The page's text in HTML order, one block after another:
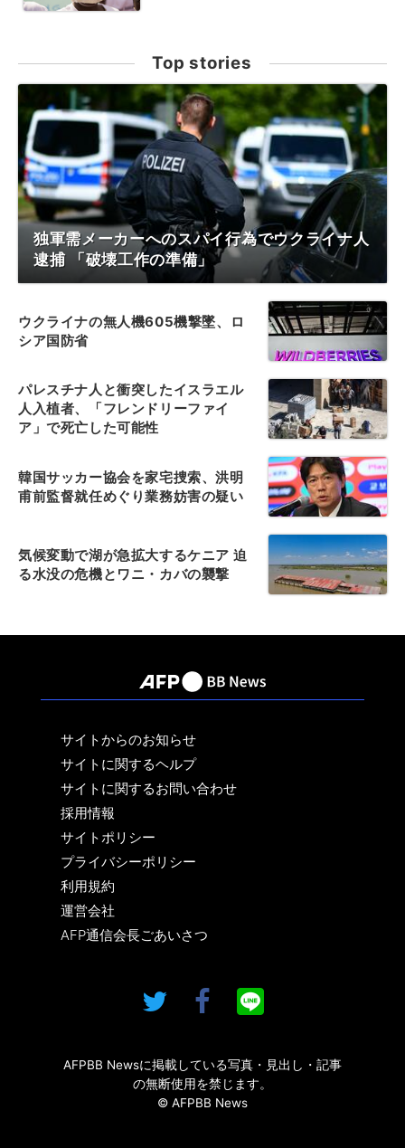
Top stories
独軍需メーカーへのスパイ行為でウクライナ人
逮捕 「破壊工作の準備」
ウクライナの無人機605機撃墜、ロ
シア国防省
パレスチナ人と衝突したイスラエル
人入植者、「フレンドリーファイ
ア」で死亡した可能性
韓国サッカー協会を家宅捜索、洪明
甫前監督就任めぐり業務妨害の疑い
気候変動で湖が急拡大するケニア 迫
る水没の危機とワニ・カバの襲撃
サイトからのお知らせ
サイトに関するヘルプ
サイトに関するお問い合わせ
採用情報
サイトポリシー
プライバシーポリシー
利用規約
運営会社
AFP通信会長ごあいさつ
AFPBB Newsに掲載している写真・見出し・記事
の無断使用を禁じます。
© AFPBB News